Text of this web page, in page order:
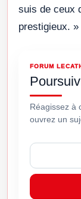
suis de ceux
prestigieux. »
FORUM
Réagissez à
ouvrez un